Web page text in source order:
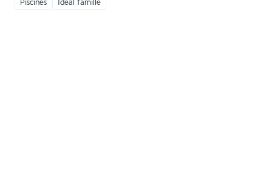
Piscines Idéal famille